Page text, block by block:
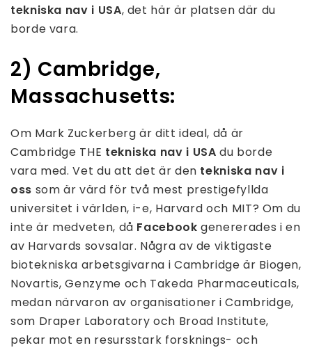
tekniska nav i USA, det här är platsen där du
borde vara.
2) Cambridge,
Massachusetts:
Om Mark Zuckerberg är ditt ideal, då är
Cambridge THE tekniska nav i USAdu borde
vara med. Vet du att det är den tekniska nav i
oss som är värd för två mest prestigefyllda
universitet i världen, i-e, Harvard och MIT? Om du
inte är medveten, då Facebookgenererades i en
av Harvards sovsalar. Några av de viktigaste
biotekniska arbetsgivarna i Cambridge är Biogen,
Novartis, Genzyme och Takeda Pharmaceuticals,
medan närvaron av organisationer i Cambridge,
som Draper Laboratory och Broad Institute,
pekar mot en resursstark forsknings- och